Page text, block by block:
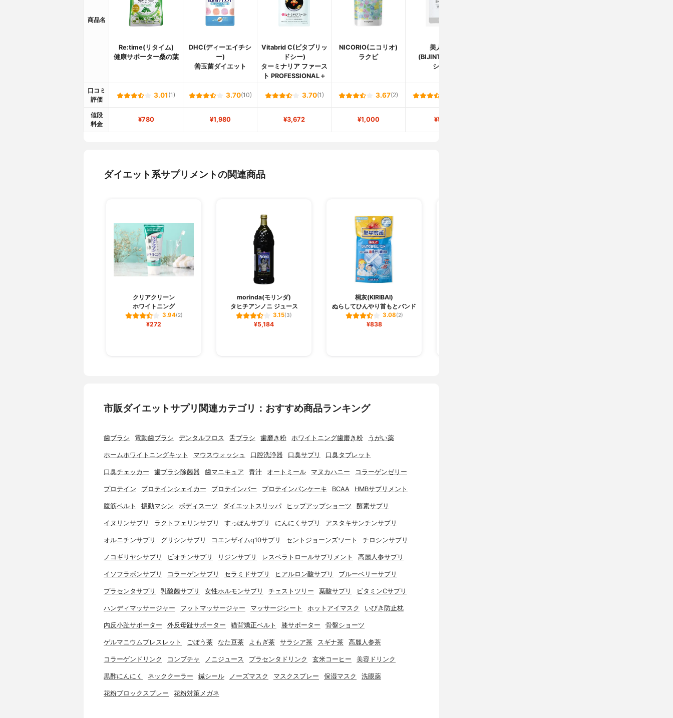
商品名
Re:time(リタイム)
健康サポーター桑の葉
DHC(ディーエイチシ
ー)
善玉菌ダイエット
Vitabrid C(ビタブリッ
ドシー)
ターミナリア ファース
ト PROFESSIONAL＋
NICORIO(ニコリオ)
ラクビ
美人通販
(BIJINTSUHAN)
シボル
口コミ
評価
3.01 (1) 3.70(10) 3.70(1) 3.67(2)
値段
料金
¥780 ¥1,980 ¥3,672 ¥1,000 ¥500
ダイエット系サプリメントの関連商品
クリアクリーン
ホワイトニング
3.94(2)
¥272
morinda(モリンダ)
タヒチアンノニ ジュース
3.15(3)
¥5,184
桐灰(KIRIBAI)
ぬらしてひんやり首もとバンド
3.08(2)
¥838
市販ダイエットサプリ関連カテゴリ：おすすめ商品ランキング
歯ブラシ 電動歯ブラシ デンタルフロス 舌ブラシ 歯磨き粉 ホワイトニング歯磨き粉 うがい薬
ホームホワイトニングキット マウスウォッシュ 口腔洗浄器 口臭サプリ 口臭タブレット
口臭チェッカー 歯ブラシ除菌器 歯マニキュア 青汁 オートミール マヌカハニー コラーゲンゼリー
プロテイン プロテインシェイカー プロテインバー プロテインパンケーキ BCAA HMBサプリメント
腹筋ベルト 振動マシン ボディスーツ ダイエットスリッパ ヒップアップショーツ 酵素サプリ
イヌリンサプリ ラクトフェリンサプリ すっぽんサプリ にんにくサプリ アスタキサンチンサプリ
オルニチンサプリ グリシンサプリ コエンザイムq10サプリ セントジョーンズワート チロシンサプリ
ノコギリヤシサプリ ビオチンサプリ リジンサプリ レスベラトロールサプリメント 高麗人参サプリ
イソフラボンサプリ コラーゲンサプリ セラミドサプリ ヒアルロン酸サプリ ブルーベリーサプリ
プラセンタサプリ 乳酸菌サプリ 女性ホルモンサプリ チェストツリー 葉酸サプリ ビタミンCサプリ
ハンディマッサージャー フットマッサージャー マッサージシート ホットアイマスク いびき防止枕
内反小趾サポーター 外反母趾サポーター 猫背矯正ベルト 膝サポーター 骨盤ショーツ
ゲルマニウムブレスレット ごぼう茶 なた豆茶 よもぎ茶 サラシア茶 スギナ茶 高麗人参茶
コラーゲンドリンク コンブチャ ノニジュース プラセンタドリンク 玄米コーヒー 美容ドリンク
黒酢にんにく ネッククーラー 鍼シール ノーズマスク マスクスプレー 保湿マスク 洗眼薬
花粉ブロックスプレー 花粉対策メガネ